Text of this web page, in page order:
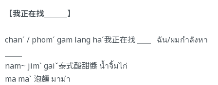
【我正在找＿＿＿】
chanˊ / phomˊ gam lang haˊ我正在找 ____ ฉัน/ผมกำลังหา
nam~ jimˋ gaiˇ泰式酸甜醬 น้ำจิ้มไก่
ma maˋ 泡麵 มาม่า